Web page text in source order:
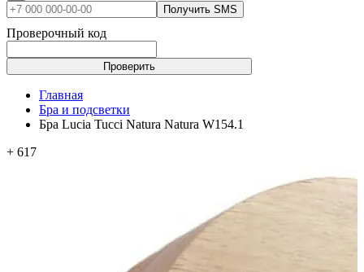
Получить SMS
Проверочный код
Проверить
Главная
Бра и подсветки
Бра Lucia Tucci Natura Natura W154.1
+ 617